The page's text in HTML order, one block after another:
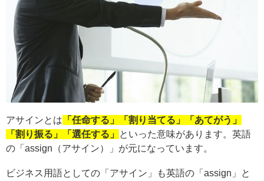
アサインとは 「任命する」「割り当てる」「あてがう」
「割り振る」「選任する」
といった意味があります。英語
の「assign（アサイン）」が元になっています。
ビジネス用語としての「アサイン」も英語の「assign」と